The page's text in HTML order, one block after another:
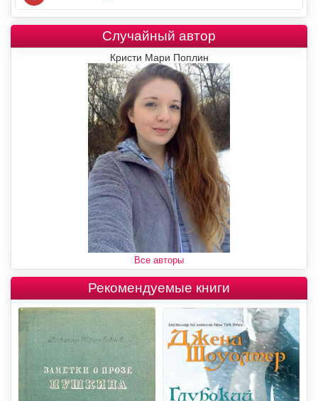
Случайный автор
Кристи Мари Поплин
Все авторы
Рекомендуемые книги